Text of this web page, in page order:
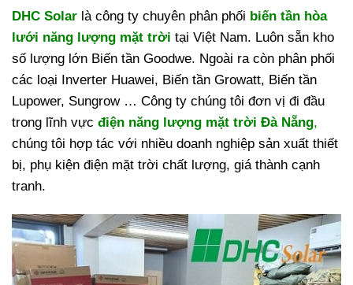
DHC Solar là công ty chuyên phân phối biến tần hòa
lưới năng lượng mặt trời tại Việt Nam. Luôn sẵn kho
số lượng lớn Biến tần Goodwe. Ngoài ra còn phân phối
các loại Inverter Huawei, Biến tần Growatt, Biến tần
Lupower, Sungrow … Công ty chúng tôi đơn vị đi đầu
trong lĩnh vực điện năng lượng mặt trời Đà Nẵng,
chúng tôi hợp tác với nhiều doanh nghiệp sản xuất thiết
bị, phụ kiện điện mặt trời chất lượng, giá thành cạnh
tranh.